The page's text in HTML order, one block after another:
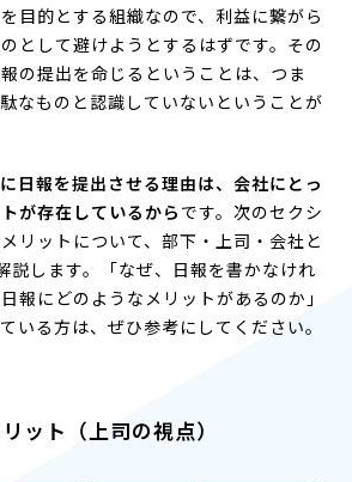
目的とする組織なので、利益に繋がら
として避けようとするはずです。その
の提出を命じるということは、つま
なものと認識していないということが
日報を提出させる理由は、会社にとっ
が存在しているから です。次のセクシ
リットについて、部下・上司・会社と
説します。「なぜ、日報を書かなけれ
報にどのようなメリットがあるのか」
いる方は、ぜひ参考にしてください。
ット（上司の視点）